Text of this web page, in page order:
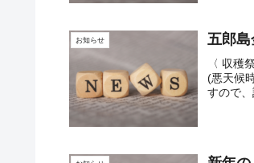
お知らせ 五郎
〈 収穫
(悪天候
すので